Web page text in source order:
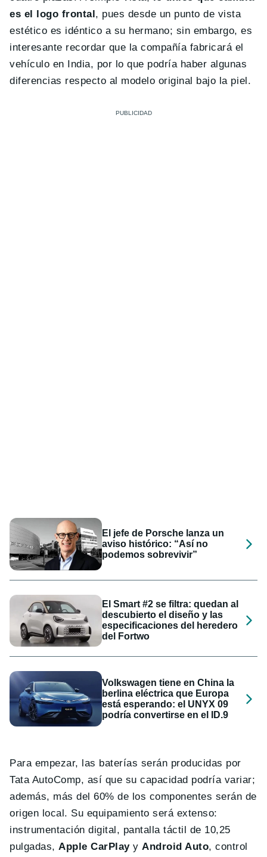
es el logo frontal, pues desde un punto de vista
estético es idéntico a su hermano; sin embargo, es
interesante recordar que la compañía fabricará el
vehículo en India, por lo que podría haber algunas
diferencias respecto al modelo original bajo la piel.
El jefe de Porsche lanza un
aviso histórico: “Así no
podemos sobrevivir”
El Smart #2 se filtra: quedan al
descubierto el diseño y las
especificaciones del heredero
del Fortwo
Volkswagen tiene en China la
berlina eléctrica que Europa
está esperando: el UNYX 09
podría convertirse en el ID.9
Para empezar, las baterías serán producidas por
Tata AutoComp, así que su capacidad podría variar;
además, más del 60% de los componentes serán de
origen local. Su equipamiento será extenso:
instrumentación digital, pantalla táctil de 10,25
pulgadas,Apple CarPlayyAndroid Auto, control